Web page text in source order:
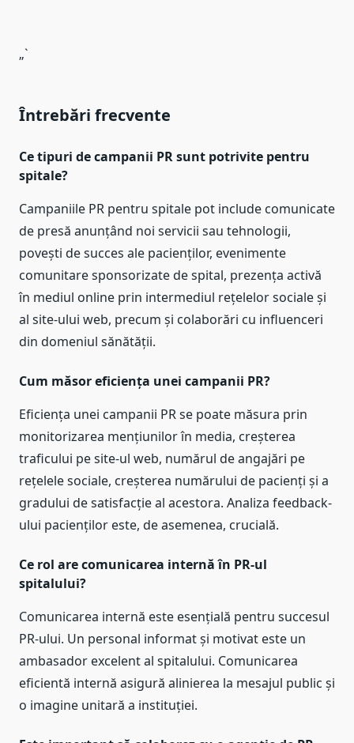
„`
Întrebări frecvente
Ce tipuri de campanii PR sunt potrivite pentru
spitale?
Campaniile PR pentru spitale pot include comunicate
de presă anunțând noi servicii sau tehnologii,
povești de succes ale pacienților, evenimente
comunitare sponsorizate de spital, prezența activă
în mediul online prin intermediul rețelelor sociale și
al site-ului web, precum și colaborări cu influenceri
din domeniul sănătății.
Cum măsor eficiența unei campanii PR?
Eficiența unei campanii PR se poate măsura prin
monitorizarea mențiunilor în media, creșterea
traficului pe site-ul web, numărul de angajări pe
rețelele sociale, creșterea numărului de pacienți și a
gradului de satisfacție al acestora. Analiza feedback-
ului pacienților este, de asemenea, crucială.
Ce rol are comunicarea internă în PR-ul
spitalului?
Comunicarea internă este esențială pentru succesul
PR-ului. Un personal informat și motivat este un
ambasador excelent al spitalului. Comunicarea
eficientă internă asigură alinierea la mesajul public și
o imagine unitară a instituției.